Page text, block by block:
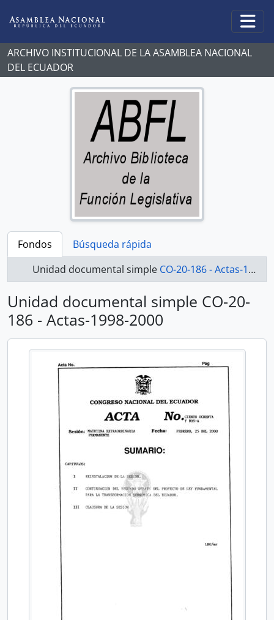
ARCHIVO INSTITUCIONAL DE LA ASAMBLEA NACIONAL
DEL ECUADOR
Fondos
Búsqueda rápida
Unidad documental simple CO-20-186 - Actas-1998-2000
Unidad documental simple CO-20-
186 - Actas-1998-2000